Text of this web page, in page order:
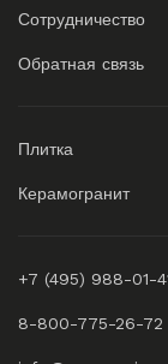
Сотрудничество
Обратная связь
Плитка
Керамогранит
+7 (495) 988-01-
8-800-775-26-72